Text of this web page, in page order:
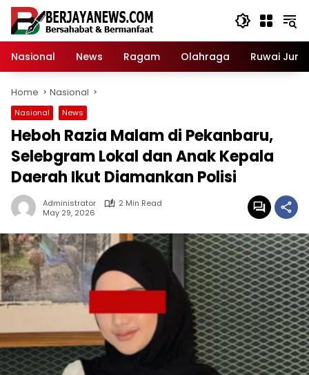
Skip
content
Nasional
News Ragam Olahraga Ruwai Jurai
Home Nasional
Nasional News
Heboh Razia Malam di Pekanbaru,
Selebgram Lokal dan Anak Kepala
Daerah Ikut Diamankan Polisi
Administrator
2 Min Read
May 29, 2026